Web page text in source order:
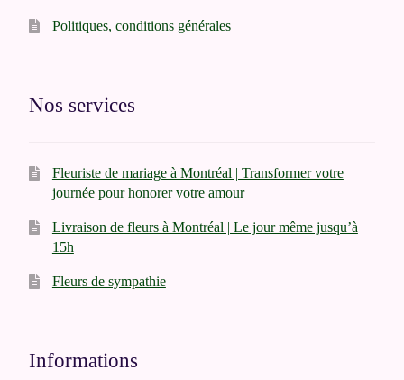
Politiques, conditions générales
Nos services
Fleuriste de mariage à Montréal | Transformer votre
journée pour honorer votre amour
Livraison de fleurs à Montréal | Le jour même jusqu’à
15h
Fleurs de sympathie
Informations